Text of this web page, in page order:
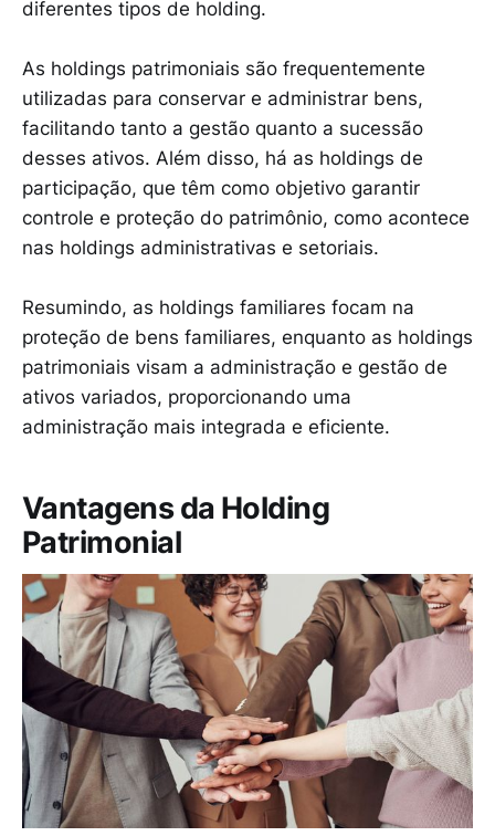
diferentes tipos de holding.
As holdings patrimoniais são frequentemente
utilizadas para conservar e administrar bens,
facilitando tanto a gestão quanto a sucessão
desses ativos. Além disso, há as holdings de
participação, que têm como objetivo garantir
controle e proteção do patrimônio, como acontece
nas holdings administrativas e setoriais.
Resumindo, as holdings familiares focam na
proteção de bens familiares, enquanto as holdings
patrimoniais visam a administração e gestão de
ativos variados, proporcionando uma
administração mais integrada e eficiente.
Vantagens da Holding
Patrimonial